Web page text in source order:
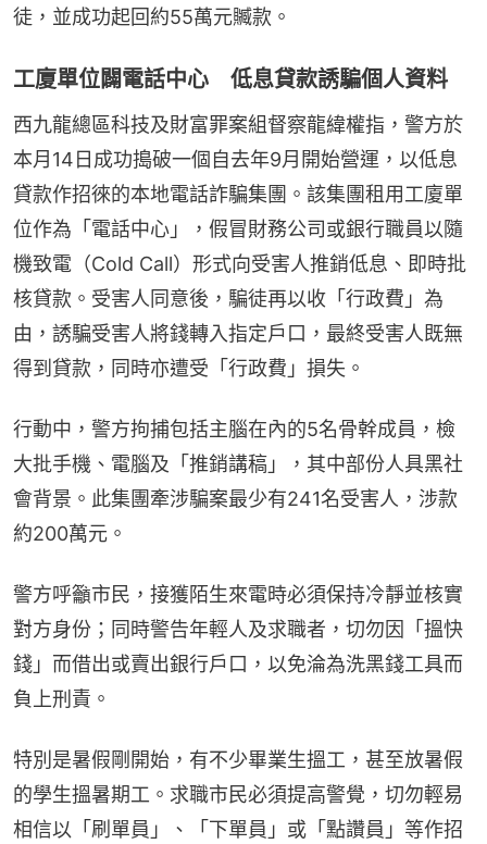
徒，並成功起回約55萬元贓款。
工廈單位闢電話中心 低息貸款誘騙個人資料
西九龍總區科技及財富罪案組督察龍緯權指，警方於
本月14日成功搗破一個自去年9月開始營運，以低息
貸款作招徠的本地電話詐騙集團。該集團租用工廈單
位作為「電話中心」，假冒財務公司或銀行職員以隨
機致電（Cold Call）形式向受害人推銷低息、即時批
核貸款。受害人同意後，騙徒再以收「行政費」為
由，誘騙受害人將錢轉入指定戶口，最終受害人既無
得到貸款，同時亦遭受「行政費」損失。
行動中，警方拘捕包括主腦在內的5名骨幹成員，檢
大批手機、電腦及「推銷講稿」，其中部份人具黑社
會背景。此集團牽涉騙案最少有241名受害人，涉款
約200萬元。
警方呼籲市民，接獲陌生來電時必須保持冷靜並核實
對方身份；同時警告年輕人及求職者，切勿因「搵快
錢」而借出或賣出銀行戶口，以免淪為洗黑錢工具而
負上刑責。
特別是暑假剛開始，有不少畢業生搵工，甚至放暑假
的學生搵暑期工。求職市民必須提高警覺，切勿輕易
相信以「刷單員」、「下單員」或「點讚員」等作招